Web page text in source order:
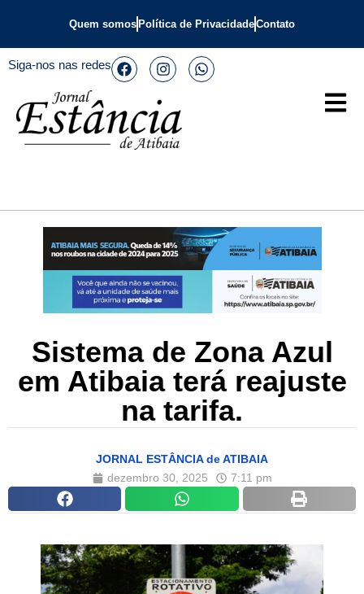
Quem somos Política de PrivacidadeContato
Siga-nos nas redes
Sistema de Zona Azul
em Atibaia terá reajuste
na tarifa.
JORNAL ESTÂNCIA de ATIBAIA
dezembro 30, 2025
7:11 pm